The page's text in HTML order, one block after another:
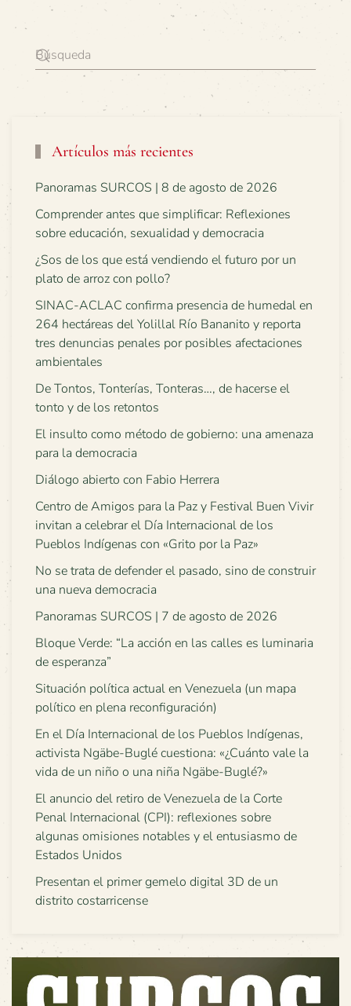
Artículos más recientes
Panoramas SURCOS | 8 de agosto de 2026
Comprender antes que simplificar: Reflexiones
sobre educación, sexualidad y democracia
¿Sos de los que está vendiendo el futuro por un
plato de arroz con pollo?
SINAC-ACLAC confirma presencia de humedal en
264 hectáreas del Yolillal Río Bananito y reporta
tres denuncias penales por posibles afectaciones
ambientales
De Tontos, Tonterías, Tonteras…, de hacerse el
tonto y de los retontos
El insulto como método de gobierno: una amenaza
para la democracia
Diálogo abierto con Fabio Herrera
Centro de Amigos para la Paz y Festival Buen Vivir
invitan a celebrar el Día Internacional de los
Pueblos Indígenas con «Grito por la Paz»
No se trata de defender el pasado, sino de construir
una nueva democracia
Panoramas SURCOS | 7 de agosto de 2026
Bloque Verde: “La acción en las calles es luminaria
de esperanza”
Situación política actual en Venezuela (un mapa
político en plena reconfiguración)
En el Día Internacional de los Pueblos Indígenas,
activista Ngäbe-Buglé cuestiona: «¿Cuánto vale la
vida de un niño o una niña Ngäbe-Buglé?»
El anuncio del retiro de Venezuela de la Corte
Penal Internacional (CPI): reflexiones sobre
algunas omisiones notables y el entusiasmo de
Estados Unidos
Presentan el primer gemelo digital 3D de un
distrito costarricense